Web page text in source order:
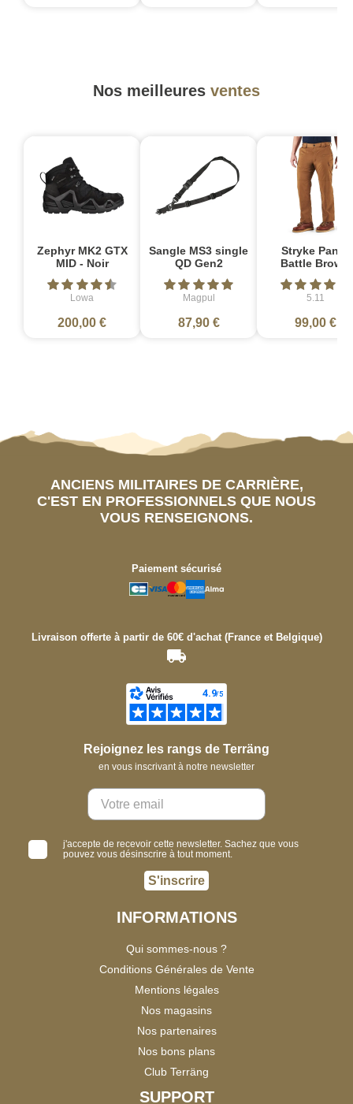
Nos meilleures ventes
Zephyr MK2 GTX
MID - Noir
Lowa
200,00 €
Sangle MS3 single
QD Gen2
Magpul
87,90 €
Stryke Pant -
Battle Brown
5.11
99,00 €
ANCIENS MILITAIRES DE CARRIÈRE,
C'EST EN PROFESSIONNELS QUE NOUS
VOUS RENSEIGNONS.
Paiement sécurisé
Livraison offerte à partir de 60€ d'achat (France et Belgique)
Rejoignez les rangs de Terräng
en vous inscrivant à notre newsletter
j'accepte de recevoir cette newsletter. Sachez que vous
pouvez vous désinscrire à tout moment.
S'inscrire
INFORMATIONS
Qui sommes-nous ?
Conditions Générales de Vente
Mentions légales
Nos magasins
Nos partenaires
Nos bons plans
Club Terräng
SUPPORT